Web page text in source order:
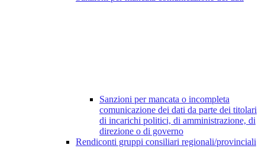
Sanzioni per mancata o incompleta
comunicazione dei dati da parte dei titolari
di incarichi politici, di amministrazione, di
direzione o di governo
Rendiconti gruppi consiliari regionali/provinciali